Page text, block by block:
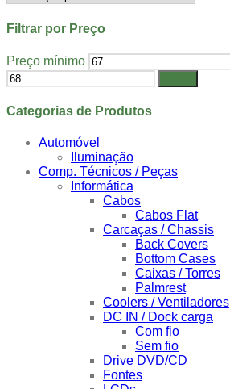
Filtrar por Preço
Preço mínimo
Categorias de Produtos
Automóvel
Iluminação
Comp. Técnicos / Peças
Informática
Cabos
Cabos Flat
Carcaças / Chassis
Back Covers
Bottom Cases
Caixas / Torres
Palmrest
Coolers / Ventiladores
DC IN / Dock carga
Com fio
Sem fio
Drive DVD/CD
Fontes